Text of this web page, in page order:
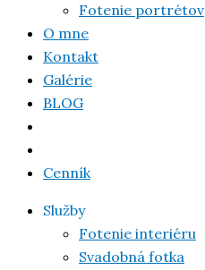
Fotenie portrétov
O mne
Kontakt
Galérie
BLOG
Cenník
Služby
Fotenie interiéru
Svadobná fotka